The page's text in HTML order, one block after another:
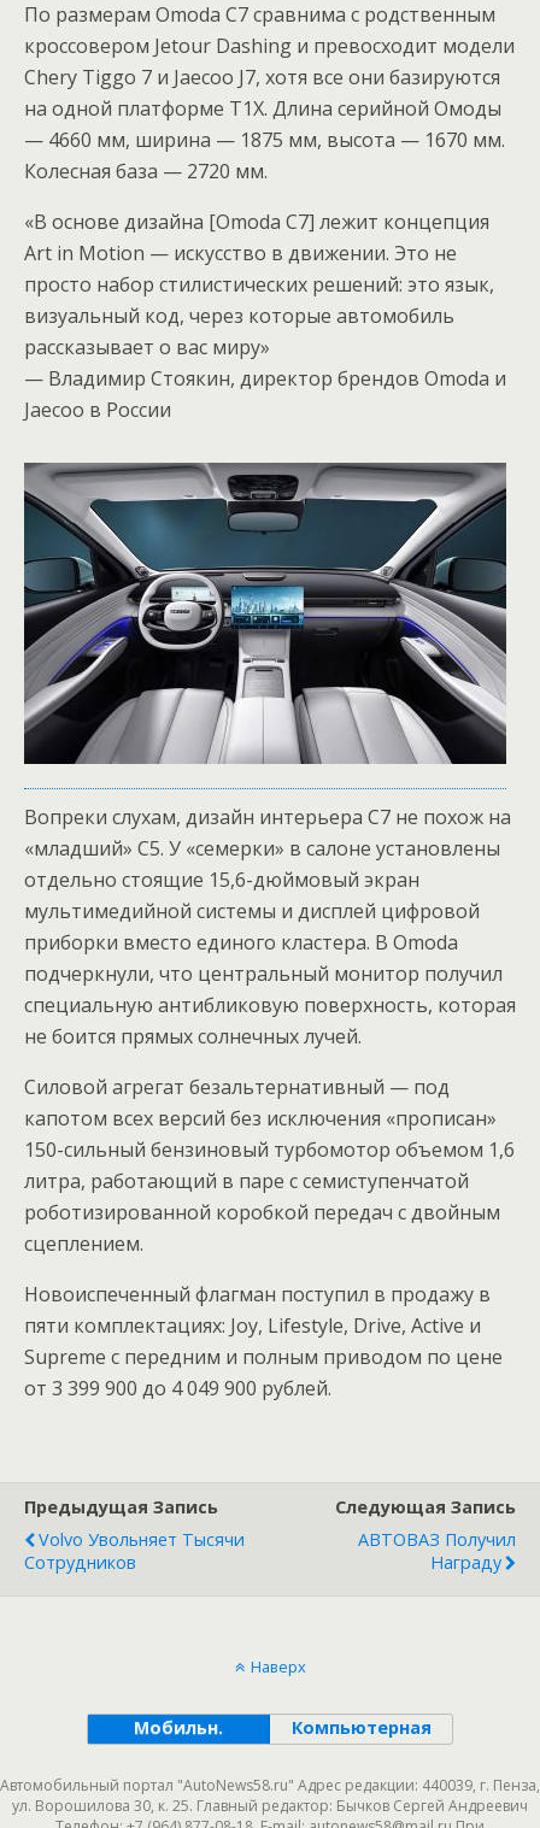
По размерам Omoda С7 сравнима с родственным
кроссовером Jetour Dashing и превосходит модели
Chery Tiggo 7 и Jaecoo J7, хотя все они базируются
на одной платформе T1X. Длина серийной Омоды
— 4660 мм, ширина — 1875 мм, высота — 1670 мм.
Колесная база — 2720 мм.
«В основе дизайна [Omoda C7] лежит концепция
Art in Motion — искусство в движении. Это не
просто набор стилистических решений: это язык,
визуальный код, через которые автомобиль
рассказывает о вас миру»
— Владимир Стоякин, директор брендов Omoda и
Jaecoo в России
Вопреки слухам, дизайн интерьера С7 не похож на
«младший» С5. У «семерки» в салоне установлены
отдельно стоящие 15,6-дюймовый экран
мультимедийной системы и дисплей цифровой
приборки вместо единого кластера. В Omoda
подчеркнули, что центральный монитор получил
специальную антибликовую поверхность, которая
не боится прямых солнечных лучей.
Силовой агрегат безальтернативный — под
капотом всех версий без исключения «прописан»
150-сильный бензиновый турбомотор объемом 1,6
литра, работающий в паре с семиступенчатой
роботизированной коробкой передач с двойным
сцеплением.
Новоиспеченный флагман поступил в продажу в
пяти комплектациях: Joy, Lifestyle, Drive, Active и
Supreme с передним и полным приводом по цене
от 3 399 900 до 4 049 900 рублей.
Предыдущая Запись
Volvo Увольняет Тысячи
Сотрудников
Следующая Запись
АВТОВАЗ Получил
Награду
Наверх
Мобильн. Компьютерная
Автомобильный портал "AutoNews58.ru" Адрес редакции: 440039, г. Пенза,
ул. Ворошилова 30, к. 25. Главный редактор: Бычков Сергей Андреевич